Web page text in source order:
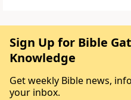
Sign Up for Bible
Knowledge
Get weekly Bible news,
your inbox.